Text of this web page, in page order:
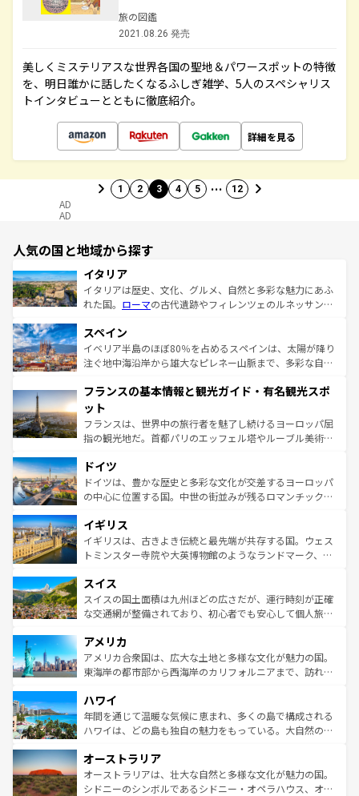
旅の図鑑
2021.08.26 発売
美しくミステリアスな世界各国の聖地＆パワースポットの特徴
を、明日誰かに話したくなるふしぎ雑学、5人のスペシャリス
トインタビューとともに徹底紹介。
詳細を見る
1 2 3 4 5 … 12
AD
AD
人気の国と地域から探す
イタリア
イタリアは歴史、文化、グルメ、自然と多彩な魅力にあふ
れた国。 ローマの古代遺跡やフィレンツェのルネッサンス
ろん、トスカーナの美しい田園風景やアマルフィ海岸の絶
景など、自然景観も見逃せない。観光の合間には、本場の
ピザやパスタなど、絶品のイタリア料理を堪能することも
ませてくれるイタリアで、忘れられない旅をしてみよう！
なお、新着のイタリア情報は
しい。
スペイン
イベリア半島のほぼ80％を占めるスペインは、太陽が降り
注ぐ地中海沿岸から雄大なピレネー山脈まで、多彩な自然
文化が根付くこの国では、情熱的なフラメンコ、熱気あふ
れる闘牛、そして美味しいタパスが生活の一部となってい
る。首都マドリードの洗練された雰囲気や、バルセロナの
アートに溢れた街角から、地方では古代ローマ遺跡や中世
せる。地方によって風土や気候が異なるスペインはその個
性で訪れる人を魅了する。 なお、新着のスペイン情報は コ
ンテンツ一覧を参照してほしい。
フランスの基本情報と観光ガイド・有名観光スポ
ット
フランスは、世界中の旅行者を魅了し続けるヨーロッパ屈
指の観光地だ。首都パリのエッフェル塔やルーブル美術館
で、幅広い魅力が詰まっている。華麗な宮殿、歴史的な大
聖堂、美しいビーチ、そして豊かな自然が、訪れる者を心
から魅了する。また、フランスは美食の国としても知ら
いる。シャンパンの発祥地であるランス、プロヴァンスの
香り高いラベンダー畑など、多彩な楽しみ方が可能だ。さ
らに、パリ以外の地域にも魅力が溢れており、どの街角に
れる地方に足を運ぶとそれぞれで全く異なる文化を体験で
きるだろう。 なお、新着のフランス情報はコンテンツ一覧
を参照してほしい。
ドイツ
ドイツは、豊かな歴史と多彩な文化が交差するヨーロッパ
の中心に位置する国。中世の街並みが残るロマンチック街
顔を持つこの国は、どこを歩いても飽きることがない。ベ
ルリンの文化的活気、バイエルン州のアルプスの絶景、そ
してライン川沿いのワイン畑といった風景は必見。ビール
は、お酒好きな人にはぜひ体験してほしい。 なお、新着の
ドイツ情報はコンテンツ一覧を参照してほしい。
イギリス
イギリスは、古きよき伝統と最先端が共存する国。ウェス
トミンスター寺院や大英博物館のようなランドマーク、歴
リアごとに異なる魅力がある。また、優雅なアフタヌーン
ティー、ビール好きにはたまらない英国パブ、サッカー観
戦など、本場だからこそできる体験も豊富。イギリスを旅
ンツ一覧を参照してほしい。
スイス
スイスの国土面積は九州ほどの広さだが、運行時刻が正確
な交通網が整備されており、初心者でも安心して個人旅行
の建物がそのまま残る町や、スイスならではのユニークな
博物館もあり、アルプス観光だけでなく町歩きも満喫する
ことができる。国民の所得が高いため物価も高いが、旅行
ば市内交通費無料で観光を楽しむこともできる。 なお、新
着のスイス情報はコンテンツ一覧 を参照してほしい。
アメリカ
アメリカ合衆国は、広大な土地と多様な文化が魅力の国。
東海岸の都市部から西海岸のカリフォルニアまで、訪れる
のような巨大都市は、観光、ショッピング、エンターテイ
ンメントが詰まった刺激的なスポットだ。一方、アメリカ
西部には大自然が広がり、グランドキャニオンやイエロー
部のニューオーリンズでは、音楽と美食が融合した独特の
文化が魅力。旅行者はアメリカの各地域で異なる魅力を楽
しみながら、その多様性と豊かな歴史を感じることができ
ハワイ
年間を通じて温暖な気候に恵まれ、多くの島で構成される
ハワイは、どの島も独自の魅力をもっている。大自然の神
ワイ島は見逃せない。また、定番の観光地といえばオアフ
島だが、静かな自然を求めるならマウイ島やカウアイ島が
おすすめ。エメラルドグリーンに輝く海をはじめ、豊かな
オーストラリア
オーストラリアは、壮大な自然と多様な文化が魅力の国。
シドニーのシンボルであるシドニー・オペラハウス、オー